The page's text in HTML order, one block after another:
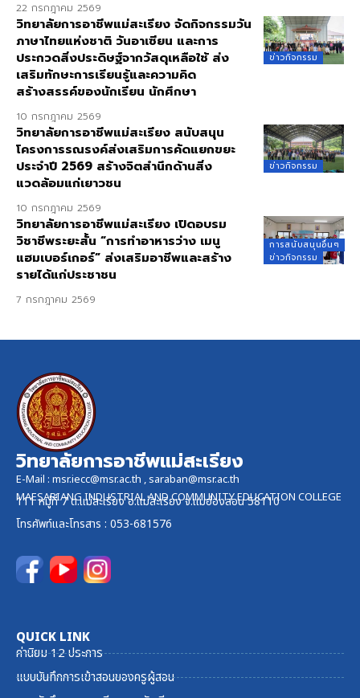
22 กรกฎาคม 2569
ข่าวกิจกรรม
วิทยาลัยการอาชีพแม่สะเรียง จัดกิจกรรมวัน
ภาษาไทยแห่งชาติ วันอาเซียน และการ
ประกวดสิ่งประดิษฐ์จากวัสดุเหลือใช้ ส่ง
เสริมทักษะการเรียนรู้และความคิด
สร้างสรรค์ของนักเรียน นักศึกษา
10 กรกฎาคม 2569
ข่าวกิจกรรม
วิทยาลัยการอาชีพแม่สะเรียง สนับสนุน
โครงการรณรงค์ส่งเสริมการคัดแยกขยะ
ประจำปี 2569 สร้างจิตสำนึกด้านสิ่ง
แวดล้อมแก่เยาวชน
10 กรกฎาคม 2569
การสนับสนุนอื่นๆ
ข่าวกิจกรรม
วิทยาลัยการอาชีพแม่สะเรียง เปิดอบรม
วิชาชีพระยะสั้น “การทำอาหารว่าง เมนู
แฮมเบอร์เกอร์” ส่งเสริมอาชีพและสร้าง
รายได้แก่ประชาชน
7 กรกฎาคม 2569
วิทยาลัยการอาชีพแม่สะเรียง
E-Mail : msr.iecc@msr.ac.th ,saraban@msr.ac.th
MAESARIANG INDUSTRIAL AND COMMUNITY EDUCATION COLLEGE
111 หมู่ที่ 7 ต.แม่สะเรียง อ.แม่สะเรียง จ.แม่ฮ่องสอน 58110
โทรศัพท์และโทรสาร : 053-681576
QUICK LINK
ค่านิยม 12 ประการ
แบบบันทึกการเข้าสอนของครูผู้สอน